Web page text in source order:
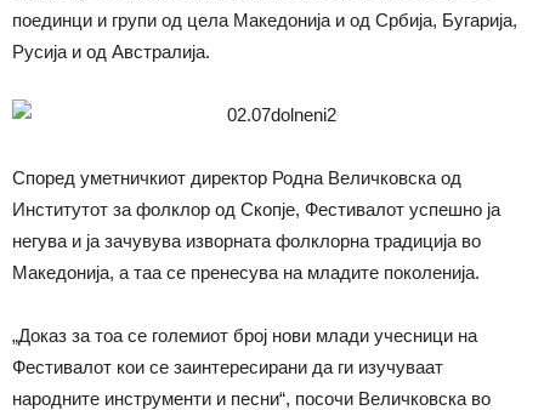
поединци и групи од цела Македонија и од Србија, Бугарија,
Русија и од Австралија.
Според уметничкиот директор Родна Величковска од
Институтот за фолклор од Скопје, Фестивалот успешно ја
негува и ја зачувува изворната фолклорна традиција во
Македонија, а таа се пренесува на младите поколенија.
„Доказ за тоа се големиот број нови млади учесници на
Фестивалот кои се заинтересирани да ги изучуваат
народните инструменти и песни“, посочи Величковска во